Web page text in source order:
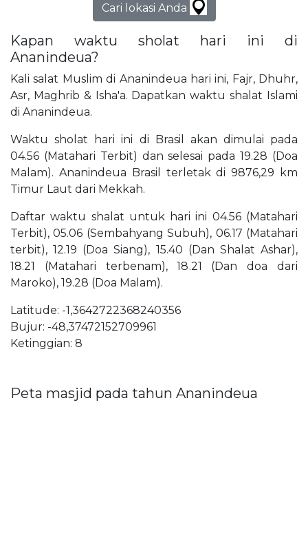
Cari lokasi Anda
Kapan waktu sholat hari ini di
Ananindeua?
Kali salat Muslim di Ananindeua hari ini, Fajr, Dhuhr,
Asr, Maghrib & Isha'a. Dapatkan waktu shalat Islami
di Ananindeua.
Waktu sholat hari ini di Brasil akan dimulai pada
04.56 (Matahari Terbit) dan selesai pada 19.28 (Doa
Malam). Ananindeua Brasil terletak di 9876,29 km
Timur Laut dari Mekkah.
Daftar waktu shalat untuk hari ini 04.56 (Matahari
Terbit), 05.06 (Sembahyang Subuh), 06.17 (Matahari
terbit), 12.19 (Doa Siang), 15.40 (Dan Shalat Ashar),
18.21 (Matahari terbenam), 18.21 (Dan doa dari
Maroko), 19.28 (Doa Malam).
Latitude: -1,3642722368240356
Bujur: -48,37472152709961
Ketinggian: 8
Peta masjid pada tahun Ananindeua